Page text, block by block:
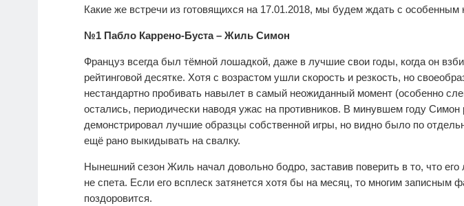
Какие же встречи из готовящихся на 17.01.2018, мы будем ждать с особенным
№1 Пабло Каррено-Буста – Жиль Симон
Француз всегда был тёмной лошадкой, даже в лучшие свои годы, когда он
рейтинговой десятке. Хотя с возрастом ушли скорость и резкость, но
нестандартно пробивать навылет в самый неожиданный момент (особенно
остались, периодически наводя ужас на противников. В минувшем году Симон
демонстрировал лучшие образцы собственной игры, но видно было по
ещё рано выкидывать на свалку.
Нынешний сезон Жиль начал довольно бодро, заставив поверить в то, что
не спета. Если его всплеск затянется хотя бы на месяц, то многим записным
поздоровится.